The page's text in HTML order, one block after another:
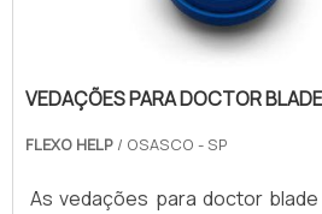
VEDAÇÕES PARA DOCTOR BLADE
FLEXO HELP / OSASCO - SP
As vedações para doctor